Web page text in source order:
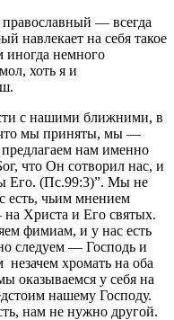
— всегда
навлекает на себя такое
иногда немного
хоть я и
с нашими ближними, в
что мы приняты, мы —
нам именно
что Он сотворил нас, и
Его. (Пс.99:3)”. Мы не
чьим мнением
на Христа и Его святых.
фимиам, и у нас есть
следуем — Господь и
хромать на оба
оказываемся у себя на
нашему Господу.
нам не нужно другой.